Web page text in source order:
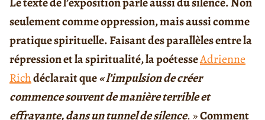
seulement comme oppression, mais aussi comme
pratique spirituelle. Faisant des parallèles entre la
répression et la spiritualité, la poétesseAdrienne
Richdéclarait que« l’impulsion de créer
commence souvent de manière terrible et
effrayante, dans un tunnel de silence. »Comment